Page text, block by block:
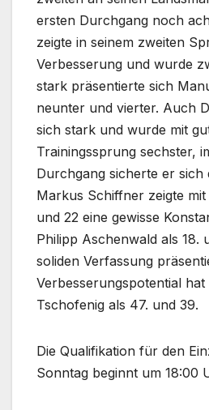
ersten Durchgang noch
zeigte in seinem zweiten
Verbesserung und wurde
stark präsentierte sich
neunter und vierter. Auch
sich stark und wurde mit
Trainingssprung sechster,
Durchgang sicherte er sich
Markus Schiffner zeigte mit
und 22 eine gewisse
Philipp Aschenwald als 18.
soliden Verfassung
Verbesserungspotential hat
Tschofenig als 47. und 39.
Die Qualifikation für den
Sonntag beginnt um 18:00